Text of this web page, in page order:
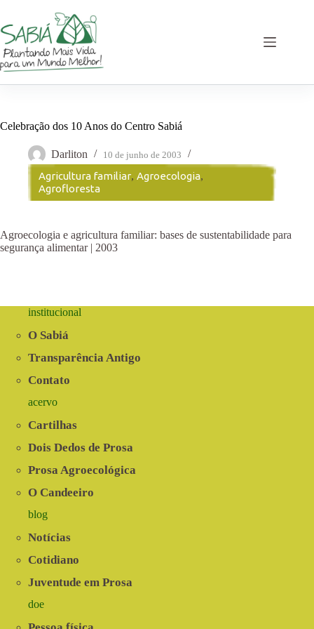
o
conteúdo
Celebração dos 10 Anos do Centro Sabiá
Darliton 10 de junho de 2003
Agricultura familiar, Agroecologia,
Agrofloresta
Agroecologia e agricultura familiar: bases de sustentabilidade para
segurança alimentar | 2003
institucional
O Sabiá
Transparência Antigo
Contato
acervo
Cartilhas
Dois Dedos de Prosa
Prosa Agroecológica
O Candeeiro
blog
Notícias
Cotidiano
Juventude em Prosa
doe